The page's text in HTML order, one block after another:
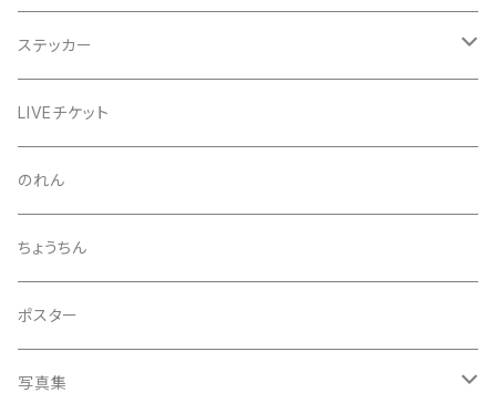
マッチ
くつ下
お礼ボイス
アクリルスタンド
灰皿
芒種風景
夏至風景
生写真
プロマイド（マルベル堂）
ステッカー
24節気少年
毅然湯
スガヌマンチョコシール
A HARD DAY'S NIGHT
with the suganuma's
LIVEチケット
のれん
ちょうちん
ポスター
写真集